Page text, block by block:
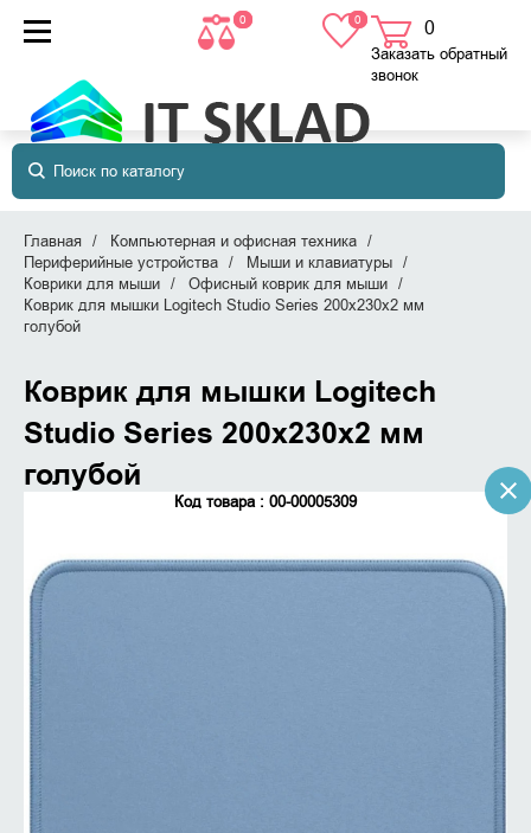
0 0 0
в корзине
Заказать обратный
звонок
Главная
Компьютерная и офисная техника
Периферийные устройства
Мыши и клавиатуры
Коврики для мыши
Офисный коврик для мыши
Коврик для мышки Logitech Studio Series 200x230x2 мм
голубой
Коврик для мышки Logitech
Studio Series 200x230x2 мм
голубой
Код товара : 00-00005309